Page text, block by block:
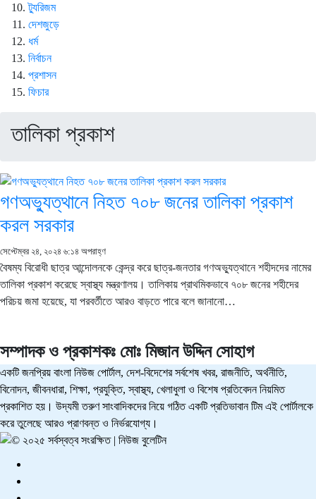
ট্যুরিজম
দেশজুড়ে
ধর্ম
নির্বাচন
প্রশাসন
ফিচার
তালিকা প্রকাশ
গণঅভ্যুত্থানে নিহত ৭০৮ জনের তালিকা প্রকাশ
করল সরকার
সেপ্টেম্বর ২৪, ২০২৪ ৬:১৪ অপরাহ্ণ
বৈষম্য বিরোধী ছাত্র আন্দোলনকে কেন্দ্র করে ছাত্র-জনতার গণঅভ্যুত্থানে শহীদদের নামের
তালিকা প্রকাশ করেছে স্বাস্থ্য মন্ত্রণালয়। তালিকায় প্রাথমিকভাবে ৭০৮ জনের শহীদের
পরিচয় জমা হয়েছে, যা পরবর্তীতে আরও বাড়তে পারে বলে জানানো…
সম্পাদক ও প্রকাশকঃ মোঃ মিজান উদ্দিন সোহাগ
একটি জনপ্রিয় বাংলা নিউজ পোর্টাল, দেশ-বিদেশের সর্বশেষ খবর, রাজনীতি, অর্থনীতি,
বিনোদন, জীবনধারা, শিক্ষা, প্রযুক্তি, স্বাস্থ্য, খেলাধুলা ও বিশেষ প্রতিবেদন নিয়মিত
প্রকাশিত হয়। উদ্যমী তরুণ সাংবাদিকদের নিয়ে গঠিত একটি প্রতিভাবান টিম এই পোর্টালকে
করে তুলেছে আরও প্রাণবন্ত ও নির্ভরযোগ্য।